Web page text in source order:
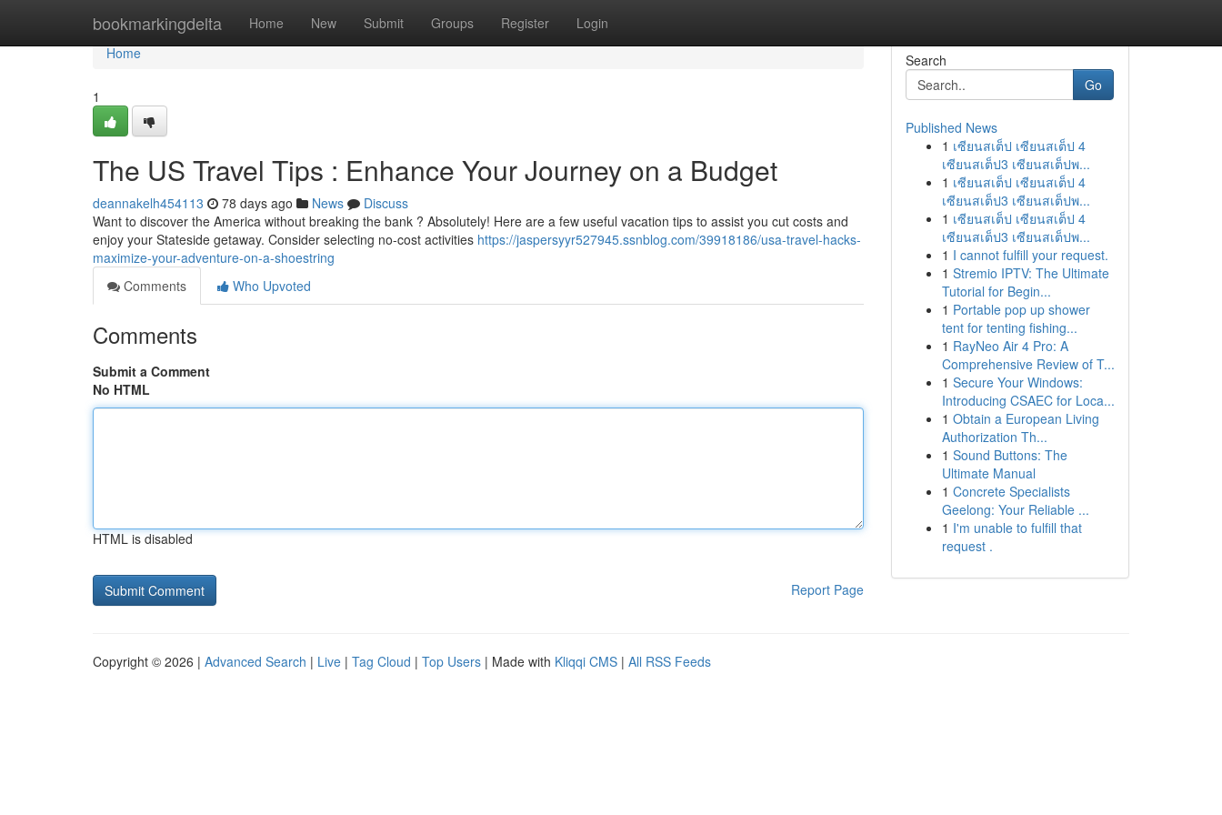
bookmarkingdelta Home New Submit Groups Register Login
Home
Home
1
The US Travel Tips : Enhance Your Journey on a Budget
deannakelh454113 78 days ago News
Discuss
Want to discover the America without breaking the bank ? Absolutely! Here are a few useful vacation tips to assist you cut costs and
enjoy your Stateside getaway. Consider selecting no-cost activities https://jaspersyyr527945.ssnblog.com/39918186/usa-travel-hacks-
maximize-your-adventure-on-a-shoestring
Comments
Who Upvoted
Comments
Submit a Comment
No HTML
HTML is disabled
Report Page
Search
Go
Published News
1 เซียนสเต็ป เซียนสเต็ป 4
เซียนสเต็ป3 เซียนสเต็ปพ...
1 เซียนสเต็ป เซียนสเต็ป 4
เซียนสเต็ป3 เซียนสเต็ปพ...
1 เซียนสเต็ป เซียนสเต็ป 4
เซียนสเต็ป3 เซียนสเต็ปพ...
1 I cannot fulfill your request.
1 Stremio IPTV: The Ultimate
Tutorial for Begin...
1 Portable pop up shower
tent for tenting fishing...
1 RayNeo Air 4 Pro: A
Comprehensive Review of T...
1 Secure Your Windows:
Introducing CSAEC for Loca...
1 Obtain a European Living
Authorization Th...
1 Sound Buttons: The
Ultimate Manual
1 Concrete Specialists
Geelong: Your Reliable ...
1 I'm unable to fulfill that
request .
Copyright © 2026 | Advanced Search | Live | Tag Cloud | Top Users | Made with Kliqqi CMS | All RSS Feeds